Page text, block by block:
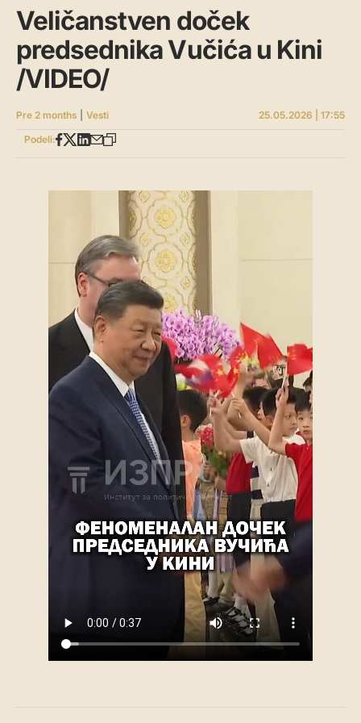
Veličanstven doček
predsednika Vučića u Kini
/VIDEO/
Pre 2 months Vesti
25.05.2026 | 17:55
Podeli: